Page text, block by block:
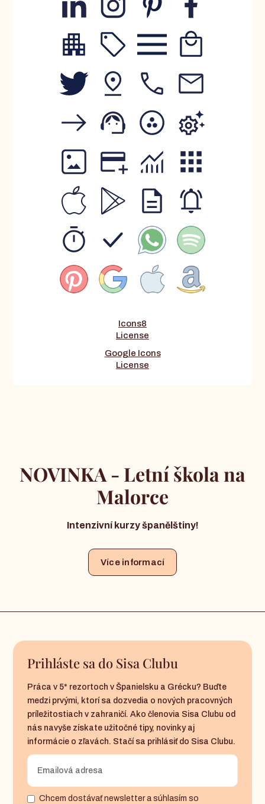
Icons8
License
Google Icons
License
NOVINKA - Letní škola na
Malorce
Intenzivní kurzy španělštiny!
Více informací
Prihláste sa do Sisa Clubu
Práca v 5* rezortoch v Španielsku a Grécku? Buďte
medzi prvými, ktorí sa dozvedia o nových pracovných
príležitostiach v zahraničí. Ako členovia Sisa Clubu od
nás navyše získate užitočné tipy, novinky aj
informácie o zľavách. Stačí sa prihlásiť do Sisa Clubu.
Chcem dostávať newsletter a súhlasím so